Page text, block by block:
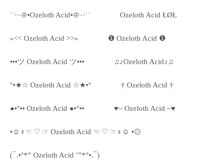
˙˙·٠♔•Ozeloth Acid•♔٠·˙˙ Ozeloth Acid ŁØŁ
»<< Ozeloth Acid >>« ❶ Ozeloth Acid ❶
•••ツ Ozeloth Acid ツ••• ♫♪Ozeloth Acid♪♫
°•★☆ Ozeloth Acid ☆★•° † Ozeloth Acid †
●•°•• Ozeloth Acid ●•°•• ♥~ Ozeloth Acid ~♥
•☺♀☜ ♡ ☞ Ozeloth Acid ☜ ♡ ☞♀☺ •۞
(¯.•°*” Ozeloth Acid ˜”*°•.¯)